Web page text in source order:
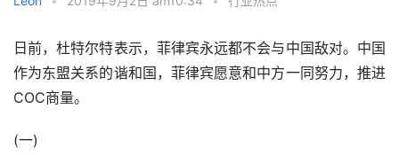
日前，杜特尔特表示，菲律宾永远都不会与中国敌对。中国
作为东盟关系的谐和国，菲律宾愿意和中方一同努力，推进
COC商量。
(一)